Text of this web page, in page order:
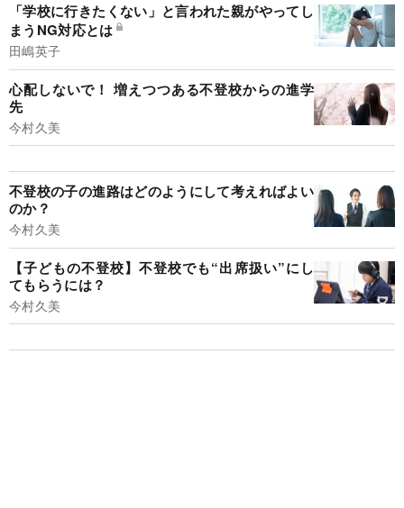
「学校に行きたくない」と言われた親がやってし
まうNG対応とは
田嶋英子
心配しないで！ 増えつつある不登校からの進学
先
今村久美
不登校の子の進路はどのようにして考えればよい
のか？
今村久美
【子どもの不登校】不登校でも“出席扱い”にし
てもらうには？
今村久美